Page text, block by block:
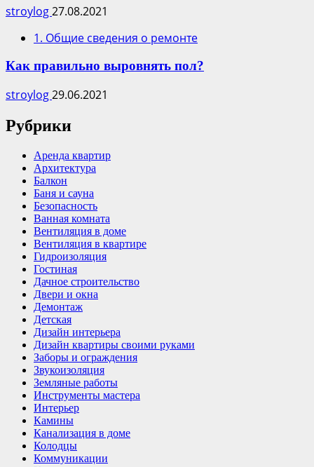
stroylog27.08.2021
1. Общие сведения о ремонте
Как правильно выровнять пол?
stroylog29.06.2021
Рубрики
Аренда квартир
Архитектура
Балкон
Баня и сауна
Безопасность
Ванная комната
Вентиляция в доме
Вентиляция в квартире
Гидроизоляция
Гостиная
Дачное строительство
Двери и окна
Демонтаж
Детская
Дизайн интерьера
Дизайн квартиры своими руками
Заборы и ограждения
Звукоизоляция
Земляные работы
Инструменты мастера
Интерьер
Камины
Канализация в доме
Колодцы
Коммуникации